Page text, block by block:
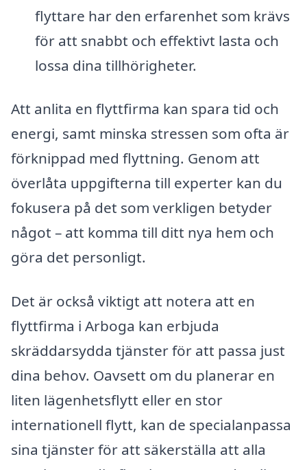
flyttare har den erfarenhet som krävs
för att snabbt och effektivt lasta och
lossa dina tillhörigheter.
Att anlita en flyttfirma kan spara tid och
energi, samt minska stressen som ofta är
förknippad med flyttning. Genom att
överlåta uppgifterna till experter kan du
fokusera på det som verkligen betyder
något – att komma till ditt nya hem och
göra det personligt.
Det är också viktigt att notera att en
flyttfirma i Arboga kan erbjuda
skräddarsydda tjänster för att passa just
dina behov. Oavsett om du planerar en
liten lägenhetsflytt eller en stor
internationell flytt, kan de specialanpassa
sina tjänster för att säkerställa att alla